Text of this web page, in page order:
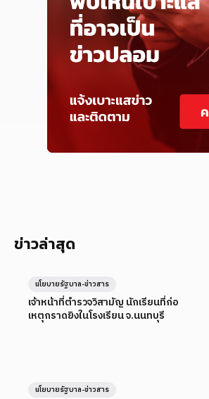
ข่าวล่าสุด
เจ้าหน้าที่ตำรวจวิสามัญ นักเรียนที่ก่อ
เหตุกราดยิงในโรงเรียน จ.นนทบุรี
นโยบายรัฐบาล-ข่าวสาร
นโยบายรัฐบาล-ข่าวสาร